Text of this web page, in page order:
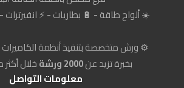
☀️ ألواح طاقة - 🔋 بطاريات - ⚡
⚙️ ورش متخصصة بتنفيذ أنظمة الكاميرات
بخبرة تزيد عن2000 ورشة خلال
معلومات التواصل